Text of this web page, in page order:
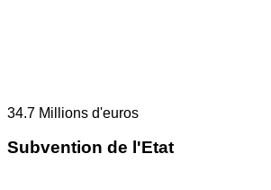
34.7 Millions d'euros
Subvention de l'Etat